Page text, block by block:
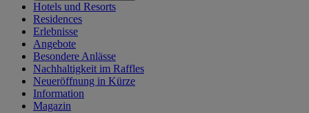
Hotels und Resorts
Residences
Erlebnisse
Angebote
Besondere Anlässe
Nachhaltigkeit im Raffles
Neueröffnung in Kürze
Information
Magazin